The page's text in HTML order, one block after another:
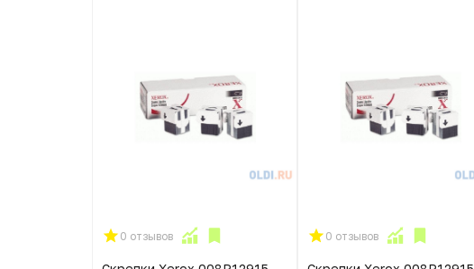
0 отзывов 0 отзывов